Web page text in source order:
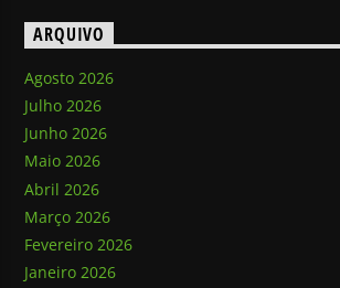
ARQUIVO
Agosto 2026
Julho 2026
Junho 2026
Maio 2026
Abril 2026
Março 2026
Fevereiro 2026
Janeiro 2026